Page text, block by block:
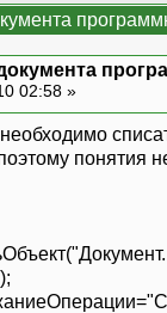
02:58 »
необходимо
понятия